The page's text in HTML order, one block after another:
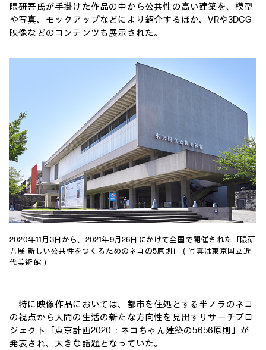
隈研吾氏が手掛けた作品の中から公共性の高い建築を、模型
や写真、モックアップなどにより紹介するほか、VRや3DCG
映像などのコンテンツも展示された。
2020年11月3日から、2021年9月26日にかけて全国で開催された「隈研
吾展 新しい公共性をつくるためのネコの5原則」（写真は東京国立近
代美術館）
特に映像作品においては、都市を住処とする半ノラのネコ
の視点から人間の生活の新たな方向性を見出すリサーチプロ
ジェクト「東京計画2020：ネコちゃん建築の5656原則」が
発表され、大きな話題となっていた。